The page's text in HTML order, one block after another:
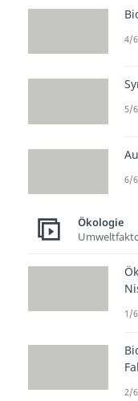
4/
5/
6/
Ökologie
1/
2/